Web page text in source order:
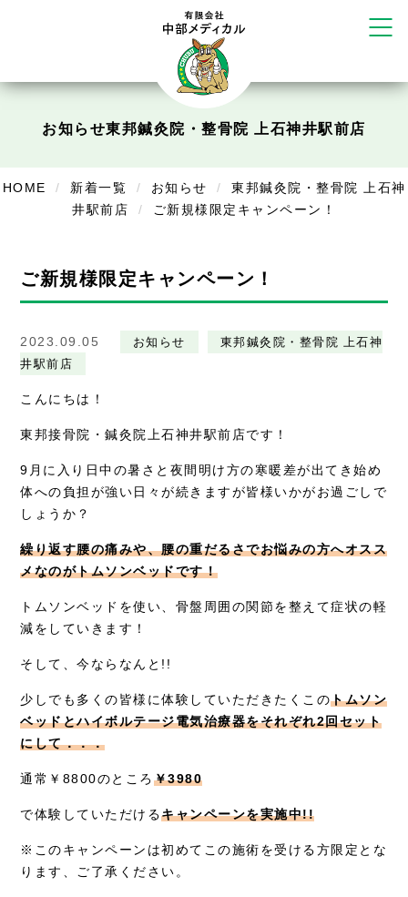
かえる堂鍼灸院 整骨院 うるま店 ウェルネス鍼灸院・接骨院 甲府千
リラクゼーション
ボディコンフォート Cure
在宅部門事務所
お知らせ
症例別施術
採用情報
お知らせ東邦鍼灸院・整骨院 上石神井駅前店
HOME 新着一覧 お知らせ
東邦鍼灸院・整骨院 上石神
井駅前店
ご新規様限定キャンペーン！
ご新規様限定キャンペーン！
2023.09.05 お知らせ
東邦鍼灸院・整骨院 上石神
井駅前店
こんにちは！
東邦接骨院・鍼灸院上石神井駅前店です！
9月に入り日中の暑さと夜間明け方の寒暖差が出てき始め
体への負担が強い日々が続きますが皆様いかがお過ごしで
しょうか？
繰り返す腰の痛みや、腰の重だるさでお悩みの方へオスス
メなのがトムソンベッドです！
トムソンベッドを使い、骨盤周囲の関節を整えて症状の軽
減をしていきます！
そして、今ならなんと!!
少しでも多くの皆様に体験していただきたくこのトムソン
ベッドとハイボルテージ電気治療器をそれぞれ2回セット
にして．．．
通常￥8800のところ ￥3980
で体験していただけるキャンペーンを実施中!!
※このキャンペーンは初めてこの施術を受ける方限定とな
ります、ご了承ください。